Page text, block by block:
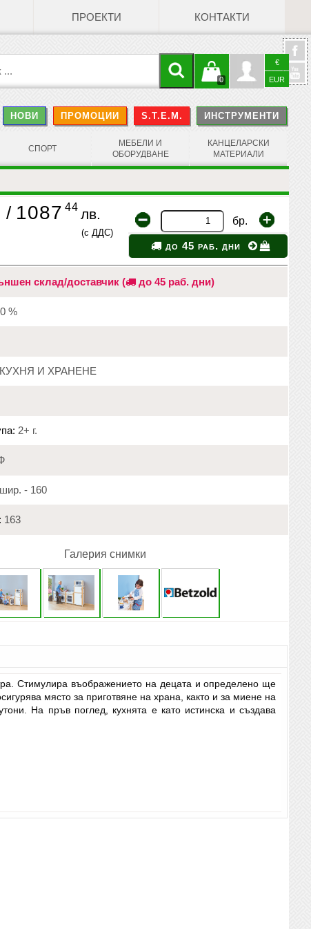
ПРОЕКТИ КОНТАКТИ
€
EUR
Профил
0
Кошницата
е празна
НОВИ ПРОМОЦИИ S.T.E.M. ИНСТРУМЕНТИ
СПОРТ
МЕБЕЛИ И
ОБОРУДВАНЕ
КАНЦЕЛАРСКИ
МАТЕРИАЛИ
/ 1087 44 лв.
(с ДДС)
бр.
до 45 раб. дни
склад/доставчик ( до 45 раб. дни)
%
КУХНЯ И ХРАНЕНЕ
2+ г.
шир. - 160
163
Галерия снимки
Стимулира въображението на децата и определено ще
място за приготвяне на храна, както и за миене на
На пръв поглед, кухнята е като истинска и създава